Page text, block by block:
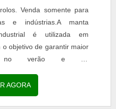
Venda somente para
e indústrias.A manta
é utilizada em
objetivo de garantir maior
no verão e no
AGORA